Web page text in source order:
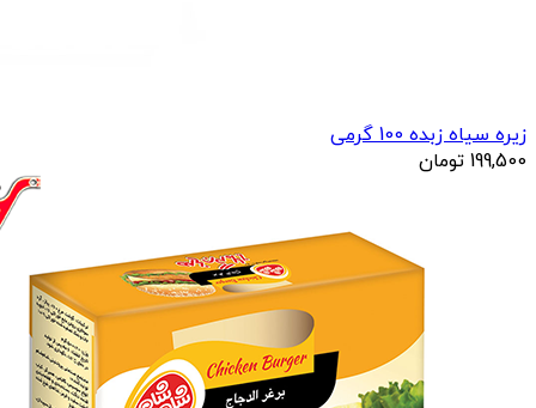
زیره سیاه زبده 100 گرمی
199,500 تومان